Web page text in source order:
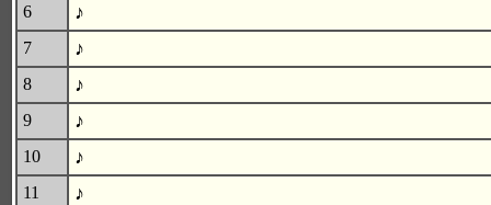
6 ♪
7 ♪
8 ♪
9 ♪
10 ♪
11 ♪